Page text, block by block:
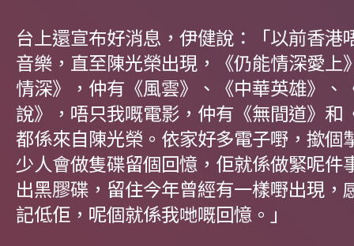
台上還宣布好消息，伊健說：「以前香港
音樂，直至陳光榮出現，《仍能情深愛上
情深》，仲有《風雲》、《中華英雄》、
說》，唔只我嘅電影，仲有《無間道》和
都係來自陳光榮。依家好多電子嘢，撳個
少人會做隻碟留個回憶，佢就係做緊呢件
出黑膠碟，留住今年曾經有一樣嘢出現，
記低佢，呢個就係我哋嘅回憶。」